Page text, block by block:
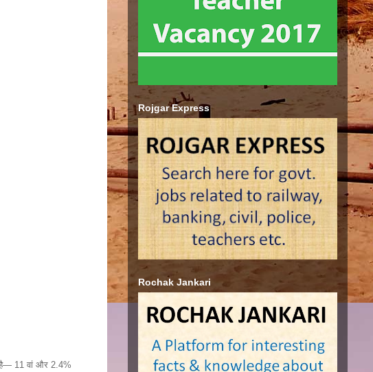
है— 11 वां और 2.4%
Rojgar Express
Rochak Jankari